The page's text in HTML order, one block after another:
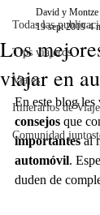
Todas las
Tips viajeros
Viajes
Itinerarios de
Comunidad
Los
viajar en
David y Montze
19 sept 2019 4
En este blog les
consejos que
importantes al
automóvil.
duden de